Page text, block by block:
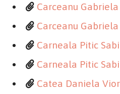
Carceanu
Carceanu
Carneala Pitic
Carneala Pitic
Catea Daniela